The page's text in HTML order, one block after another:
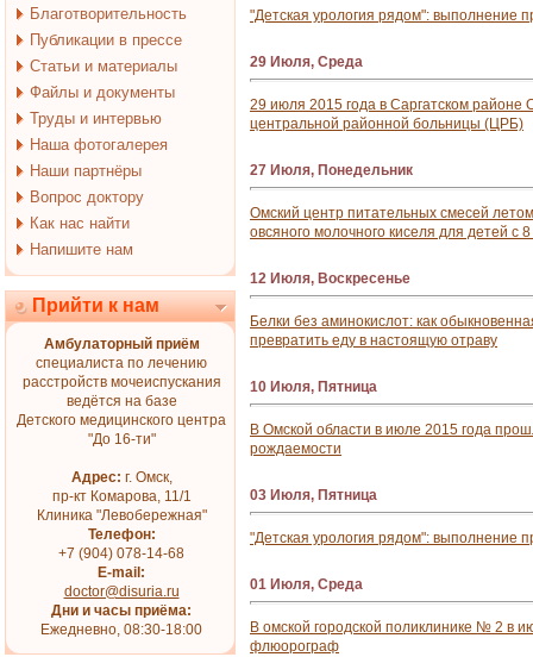
Благотворительность
Публикации в прессе
Статьи и материалы
Файлы и документы
Труды и интервью
Наша фотогалерея
Наши партнёры
Вопрос доктору
Как нас найти
Напишите нам
Прийти к нам
Амбулаторный приём
специалиста по лечению
расстройств мочеиспускания
ведётся на базе
Детского медицинского центра
"До 16-ти"
Адрес: г. Омск,
пр-кт Комарова, 11/1
Клиника "Левобережная"
Телефон:
+7 (904) 078-14-68
E-mail:
doctor@disuria.ru
Дни и часы приёма:
Ежедневно, 08:30-18:00
"Детская урология рядом": выполнение
29 Июля, Среда
29 июля 2015 года в Саргатском районе
центральной районной больницы (ЦРБ)
27 Июля, Понедельник
Омский центр питательных смесей
овсяного молочного киселя для детей с
12 Июля, Воскресенье
Белки без аминокислот: как
превратить еду в настоящую отраву
10 Июля, Пятница
В Омской области в июле 2015 года
рождаемости
03 Июля, Пятница
"Детская урология рядом": выполнение
01 Июля, Среда
В омской городской поликлинике № 2 в
флюорограф